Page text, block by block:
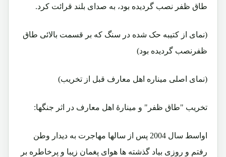
طاق ظفر نصب گردیده بود، به صدای بلند قرائت کرد.
(نمای از کتیبه حک شده در سنگ که بر قسمت بالائی طاق
ظفرنصب گردیده بود)
(نمای اصلی میناره اهل معارف قبل از تخریب)
تخریب "طاق ظفر" و مینارۀ اهل معارف در اثر جنگها:
اواسط سال 2004 پس از سالها مهاجرت به دیدار وطن
رفتم و روزی بیاد گذشته ها هوای پغمان زیبا و پرخاطره بر